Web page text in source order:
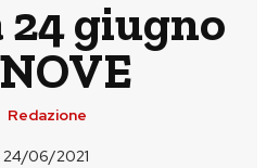
24 giugno
Redazione
24/06/2021